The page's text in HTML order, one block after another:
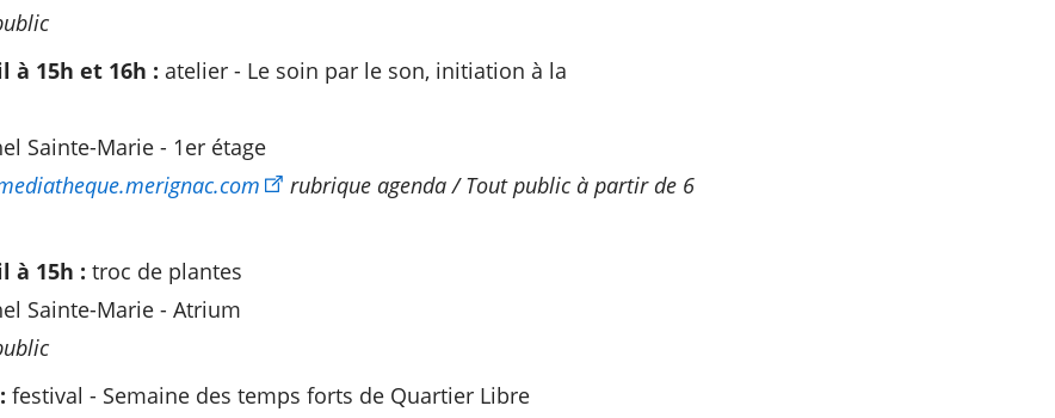
à 15h et 16h : atelier - Le soin par le son, initiation à la
Sainte-Marie - 1er étage
rubrique agenda / Tout public à partir de 6
à 15h : troc de plantes
Sainte-Marie - Atrium
festival - Semaine des temps forts de Quartier Libre